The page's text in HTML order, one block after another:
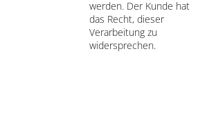
werden. Der Kunde hat
das Recht, dieser
Verarbeitung zu
widersprechen.